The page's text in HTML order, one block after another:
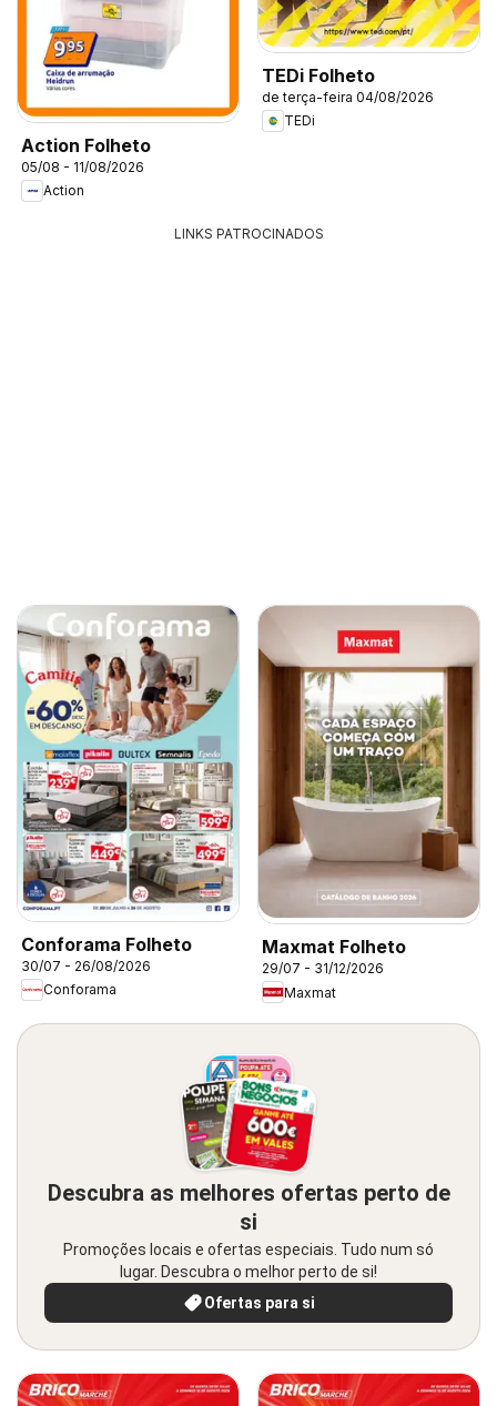
Action Folheto
05/08 - 11/08/2026
Action
TEDi Folheto
de terça-feira 04/08/2026
TEDi
LINKS PATROCINADOS
Conforama Folheto
30/07 - 26/08/2026
Conforama
Maxmat Folheto
29/07 - 31/12/2026
Maxmat
Descubra as melhores ofertas perto de
si
Promoções locais e ofertas especiais. Tudo num só
lugar. Descubra o melhor perto de si!
Ofertas para si